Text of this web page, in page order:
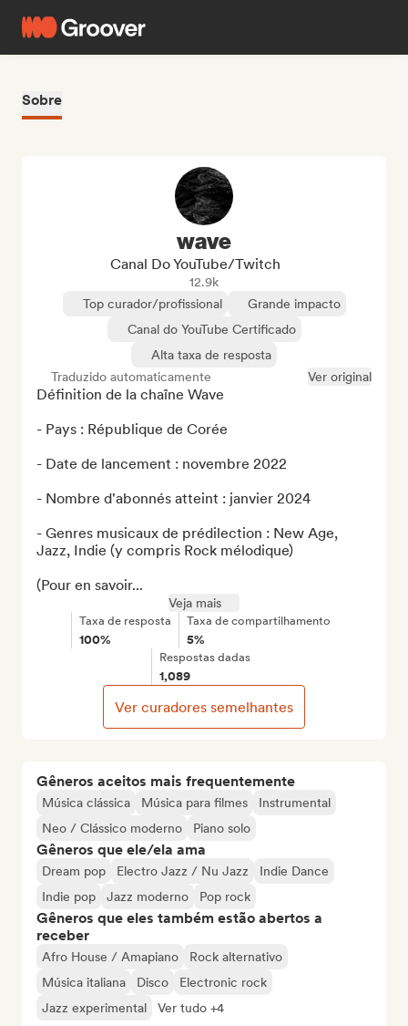
Sobre
Gêneros aceitos mais frequentemente
Música clássica Música para filmes
Instrumental
Neo / Clássico moderno
Piano solo
Gêneros que ele/ela ama
Dream pop Electro Jazz / Nu Jazz
Indie Dance
Indie pop
Jazz moderno Pop rock
Gêneros que eles também estão abertos a
receber
Afro House / Amapiano
Rock alternativo
Música italiana
Disco
Electronic rock
Jazz experimental
Ver tudo +4
wave
Canal Do YouTube/Twitch
12.9k
Top curador/profissional
Grande impacto
Canal do YouTube Certificado
Alta taxa de resposta
Traduzido automaticamente
Ver original
Définition de la chaîne Wave
- Pays : République de Corée
- Date de lancement : novembre 2022
- Nombre d'abonnés atteint : janvier 2024
- Genres musicaux de prédilection : New Age,
Jazz, Indie (y compris Rock mélodique)
(Pour en savoir...
Veja mais
Taxa de resposta
100%
Taxa de compartilhamento
5%
Respostas dadas
1,089
Ver curadores semelhantes